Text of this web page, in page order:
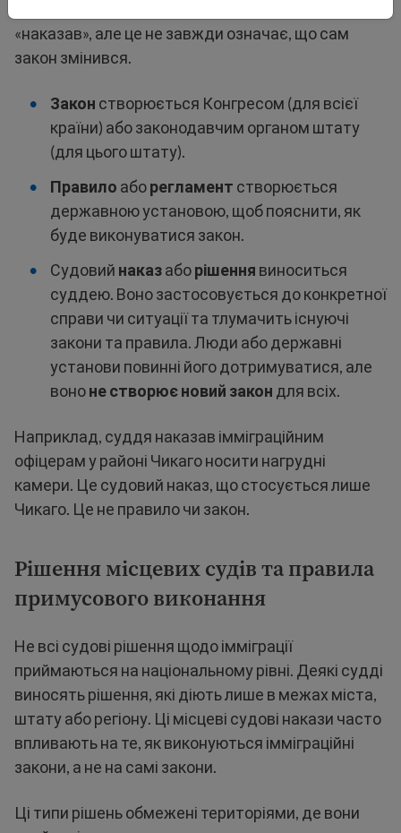
«наказав», але це не завжди означає, що сам
закон змінився.
Закон створюється Конгресом (для всієї
країни) або законодавчим органом штату
(для цього штату).
Правило аборегламент створюється
державною установою, щоб пояснити, як
буде виконуватися закон.
Судовий наказаборішення виноситься
суддею. Воно застосовується до конкретної
справи чи ситуації та тлумачить існуючі
закони та правила. Люди або державні
установи повинні його дотримуватися, але
вононе створює новий закон для всіх.
Наприклад, суддя наказав імміграційним
офіцерам у районі Чикаго носити нагрудні
камери. Це судовий наказ, що стосується лише
Чикаго. Це не правило чи закон.
Рішення місцевих судів та правила
примусового виконання
Не всі судові рішення щодо імміграції
приймаються на національному рівні. Деякі судді
виносять рішення, які діють лише в межах міста,
штату або регіону. Ці місцеві судові накази часто
впливають на те, як виконуються імміграційні
закони, а не на самі закони.
Ці типи рішень обмежені територіями, де вони